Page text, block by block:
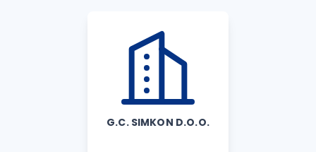
G.C. SIMKON D.O.O.